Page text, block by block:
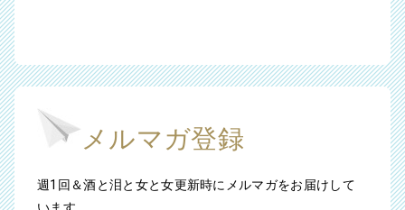
メルマガ登録
週1回＆酒と泪と女と女更新時にメルマガをお届けして